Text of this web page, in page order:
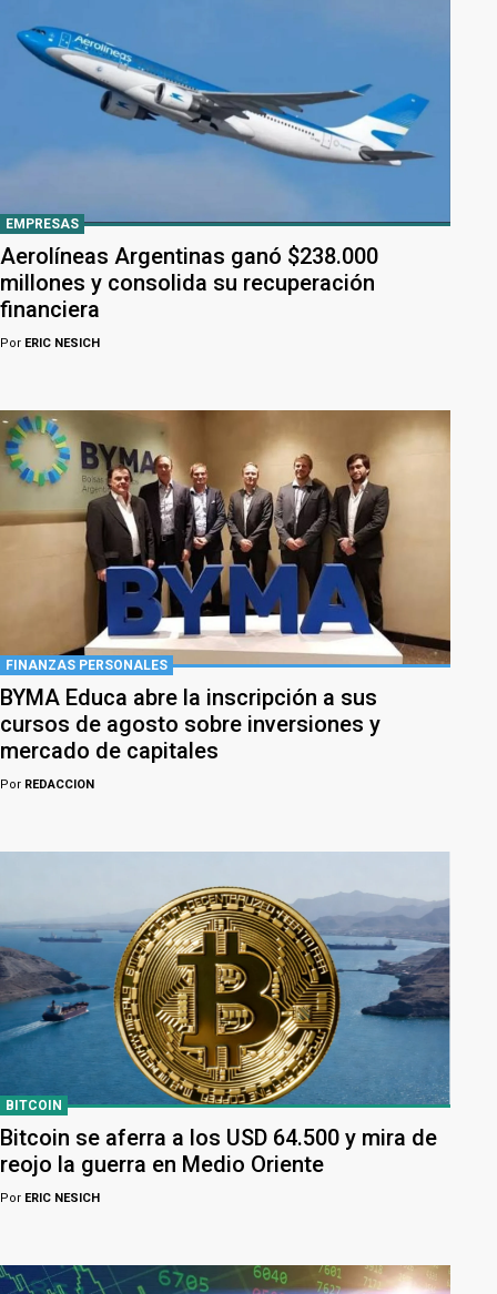
EMPRESAS
Aerolíneas Argentinas ganó $238.000
millones y consolida su recuperación
financiera
Por ERIC NESICH
FINANZAS PERSONALES
BYMA Educa abre la inscripción a sus
cursos de agosto sobre inversiones y
mercado de capitales
Por REDACCION
BITCOIN
Bitcoin se aferra a los USD 64.500 y mira de
reojo la guerra en Medio Oriente
Por ERIC NESICH